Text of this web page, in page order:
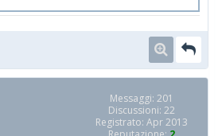
Messaggi: 201
Discussioni: 22
Registrato: Apr 2013